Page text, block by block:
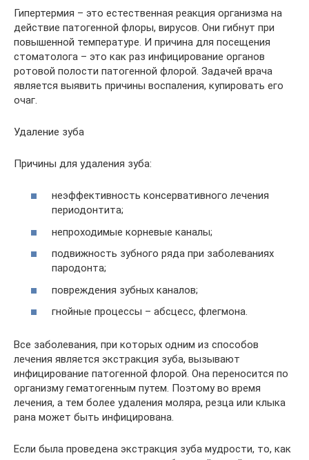
Гипертермия – это естественная реакция организма на
действие патогенной флоры, вирусов. Они гибнут при
повышенной температуре. И причина для посещения
стоматолога – это как раз инфицирование органов
ротовой полости патогенной флорой. Задачей врача
является выявить причины воспаления, купировать его
очаг.
Удаление зуба
Причины для удаления зуба:
неэффективность консервативного лечения
периодонтита;
непроходимые корневые каналы;
подвижность зубного ряда при заболеваниях
пародонта;
повреждения зубных каналов;
гнойные процессы – абсцесс, флегмона.
Все заболевания, при которых одним из способов
лечения является экстракция зуба, вызывают
инфицирование патогенной флорой. Она переносится по
организму гематогенным путем. Поэтому во время
лечения, а тем более удаления моляра, резца или клыка
рана может быть инфицирована.
Если была проведена экстракция зуба мудрости, то, как